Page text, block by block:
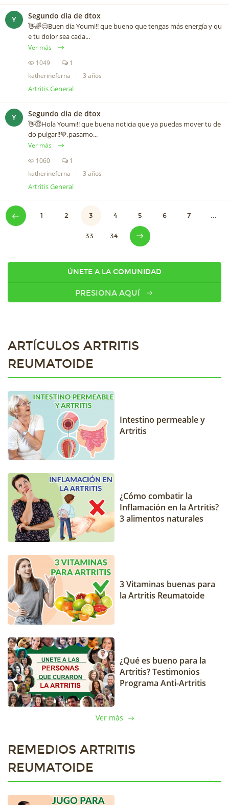
Y Segundo dia de dtox
👋🌈😊Buen día Youmi!! que bueno que tengas más energía y qu
e tu dolor sea cada...
Ver más
1049
1
katherineferna
3 años
Artritis General
Y Segundo dia de dtox
👋😇Hola Youmi!! que buena noticia que ya puedas mover tu de
do pulgar!!💚,pasamo...
Ver más
1060
1
katherineferna
3 años
Artritis General
1 2 3 4 5 6 7 ...
33 34
ÚNETE A LA COMUNIDAD
PRESIONA AQUÍ
ARTÍCULOS ARTRITIS
REUMATOIDE
Intestino permeable y
Artritis
¿Cómo combatir la
Inflamación en la Artritis?
3 alimentos naturales
3 Vitaminas buenas para
la Artritis Reumatoide
¿Qué es bueno para la
Artritis? Testimonios
Programa Anti-Artritis
Ver más
REMEDIOS ARTRITIS
REUMATOIDE